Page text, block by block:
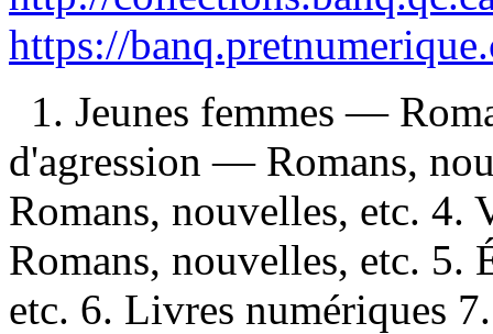
https://
1. Jeunes femmes —
d'agression — Romans,
Romans, nouvelles, etc. 4.
Romans, nouvelles, etc.
etc. 6. Livres numériques